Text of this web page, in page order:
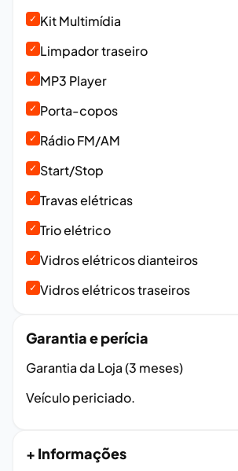
✓ Kit Multimídia
✓ Limpador traseiro
✓ MP3 Player
✓ Porta-copos
✓ Rádio FM/AM
✓ Start/Stop
✓ Travas elétricas
✓ Trio elétrico
✓ Vidros elétricos dianteiros
✓ Vidros elétricos traseiros
Garantia e perícia
Garantia da Loja (3 meses)
Veículo periciado.
+ Informações